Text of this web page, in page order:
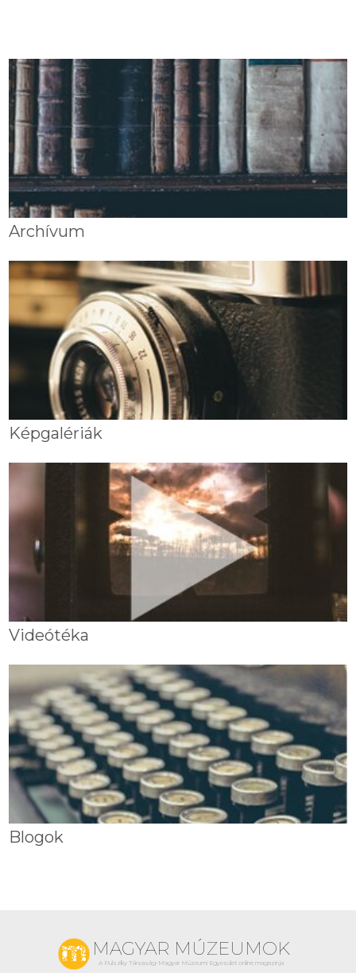
Archívum
Képgalériák
Videótéka
Blogok
MAGYAR MÚZEUMOK
A Pulszky Társaság-Magyar Múzeumi Egyesület online magazinja